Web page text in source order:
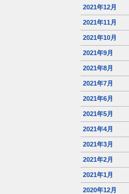
2021年12月
2021年11月
2021年10月
2021年9月
2021年8月
2021年7月
2021年6月
2021年5月
2021年4月
2021年3月
2021年2月
2021年1月
2020年12月